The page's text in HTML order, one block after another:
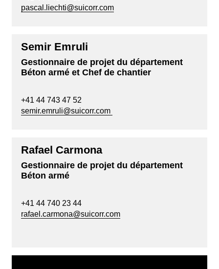
pascal.liechti@suicorr.com
Semir Emruli
Gestionnaire de projet du département
Béton armé et Chef de chantier
+41 44 743 47 52
semir.emruli@suicorr.com
Rafael Carmona
Gestionnaire de projet du département
Béton armé
+41 44 740 23 44
rafael.carmona@suicorr.com